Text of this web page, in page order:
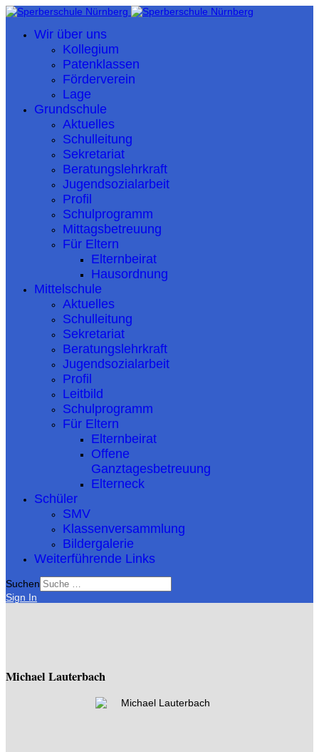
Wir über uns
Kollegium
Patenklassen
Förderverein
Lage
Grundschule
Aktuelles
Schulleitung
Sekretariat
Beratungslehrkraft
Jugendsozialarbeit
Profil
Schulprogramm
Mittagsbetreuung
Für Eltern
Elternbeirat
Hausordnung
Mittelschule
Aktuelles
Schulleitung
Sekretariat
Beratungslehrkraft
Jugendsozialarbeit
Profil
Leitbild
Schulprogramm
Für Eltern
Elternbeirat
Offene
Ganztagesbetreuung
Elterneck
Schüler
SMV
Klassenversammlung
Bildergalerie
Weiterführende Links
Suchen
Sign In
Michael Lauterbach